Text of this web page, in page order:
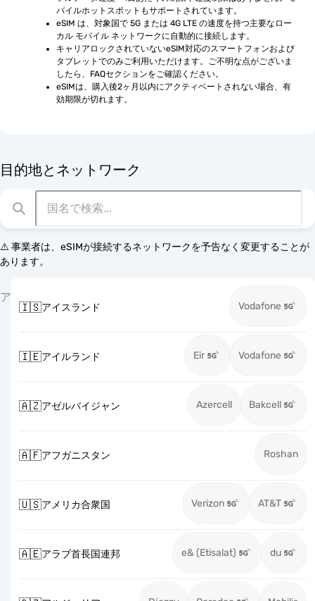
バイルホットスポットもサポートされています。
eSIM は、対象国で 5G または 4G LTE の速度を持つ主要なロー
カル モバイル ネットワークに自動的に接続します。
キャリアロックされていないeSIM対応のスマートフォンおよび
タブレットでのみご利用いただけます。ご不明な点がございま
したら、FAQセクションをご確認ください。
eSIMは、購入後2ヶ月以内にアクティベートされない場合、有
効期限が切れます。
目的地とネットワーク
⚠️ 事業者は、eSIMが接続するネットワークを予告なく変更することが
あります。
ア
🇮🇸アイスランド Vodafone
🇮🇪アイルランド Eir Vodafone
🇦🇿アゼルバイジャン Azercell Bakcell
🇦🇫アフガニスタン Roshan
🇺🇸アメリカ合衆国 Verizon AT&T
🇦🇪アラブ首長国連邦 e& (Etisalat) du